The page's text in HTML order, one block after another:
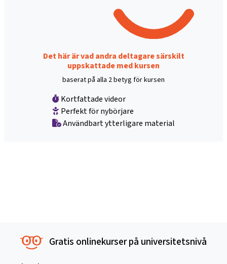
Det här är vad andra deltagare särskilt
uppskattade med kursen
baserat på alla 2 betyg för kursen
Kortfattade videor
Perfekt för nybörjare
Användbart ytterligare material
Gratis onlinekurser på universitetsnivå